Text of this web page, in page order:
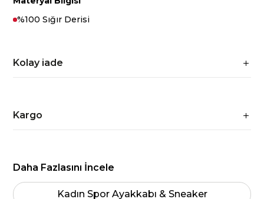
%100 Sığır Derisi
Kolay iade
Kargo
Daha Fazlasını İncele
Kadın Spor Ayakkabı & Sneaker